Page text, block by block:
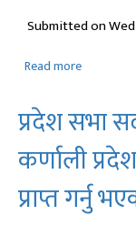
Submitted on
Read more
२०८३
बैशाख
जेष्ठ
र
असार
प्रदेश सभा
कर्णाली
प्राप्त गर्नु